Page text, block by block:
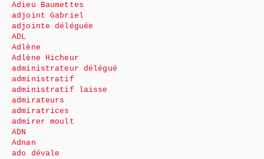
Adieu Baumettes
adjoint Gabriel
adjointe déléguée
ADL
Adlène
Adlène Hicheur
administrateur délégué
administratif
administratif laisse
admirateurs
admiratrices
admirer moult
ADN
Adnan
ado dévale